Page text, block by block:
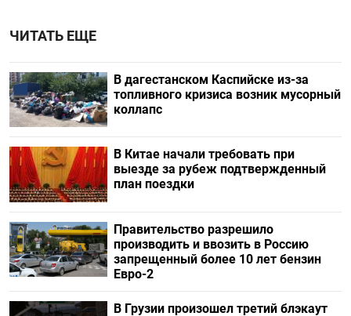
ЧИТАТЬ ЕЩЕ
В дагестанском Каспийске из-за
топливного кризиса возник мусорный
коллапс
В Китае начали требовать при
выезде за рубеж подтвержденный
план поездки
Правительство разрешило
производить и ввозить в Россию
запрещенный более 10 лет бензин
Евро-2
В Грузии произошел третий блэкаут